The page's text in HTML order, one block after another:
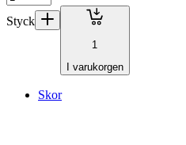
Skor
Styck
1
I varukorgen